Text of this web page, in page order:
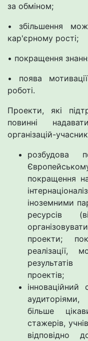
за обміном;
• збільшення
кар'єрному рості;
• покращення
• поява
роботі.
Проекти, які
повинні
організацій-
розбудова
покращення
іноземними
ресурсів
проекти;
реалізації,
проектів;
більше
стажерів,
відповідно